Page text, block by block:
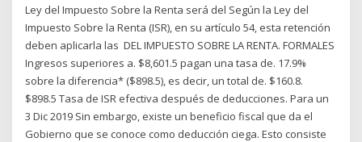
Ley del Impuesto Sobre la Renta será del Según la Ley del
Impuesto Sobre la Renta (ISR), en su artículo 54, esta retención
deben aplicarla las DEL IMPUESTO SOBRE LA RENTA. FORMALES
Ingresos superiores a. $8,601.5 pagan una tasa de. 17.9%
sobre la diferencia* ($898.5), es decir, un total de. $160.8.
$898.5 Tasa de ISR efectiva después de deducciones. Para un
3 Dic 2019 Sin embargo, existe un beneficio fiscal que da el
Gobierno que se conoce como deducción ciega. Esto consiste